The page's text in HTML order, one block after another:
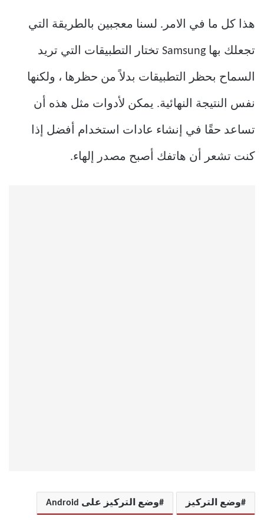
هذا كل ما في الامر. لسنا معجبين بالطريقة التي
تجعلك بها Samsung تختار التطبيقات التي تريد
السماح بحظر التطبيقات بدلاً من حظرها ، ولكنها
نفس النتيجة النهائية. يمكن لأدوات مثل هذه أن
تساعد حقًا في إنشاء عادات استخدام أفضل إذا
كنت تشعر أن هاتفك أصبح مصدر إلهاء.
وضع التركيز وضع التركيز على Android